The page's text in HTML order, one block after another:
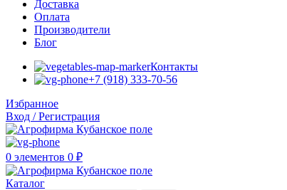
Доставка
Оплата
Производители
Блог
Контакты
+7 (918) 333-70-56
Избранное
Вход / Регистрация
0 элементов 0 ₽
Каталог